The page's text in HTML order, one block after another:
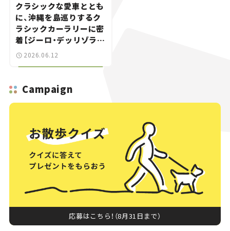
クラシックな愛車ととも
に、沖縄を島巡りするク
ラシックカーラリーに密
着【ジーロ・デッリゾラ沖
縄｜Giro dell’Isola
2026.06.12
Campaign
応募はこちら！（8月31日まで）